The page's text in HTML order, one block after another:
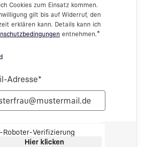
Cookies zum Einsatz kommen.
gilt bis auf Widerruf, den
erklären kann. Details kann ich
entnehmen.*
Adresse*
Roboter-Verifizierung
Hier klicken